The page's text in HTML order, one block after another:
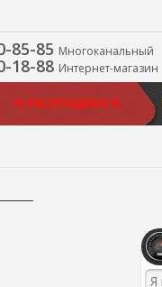
85-85 Многоканальный
18-88 Интернет-магазин
% РАСПРОДАЖА %